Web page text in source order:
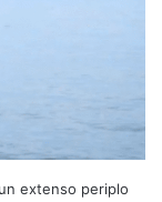
extenso periplo